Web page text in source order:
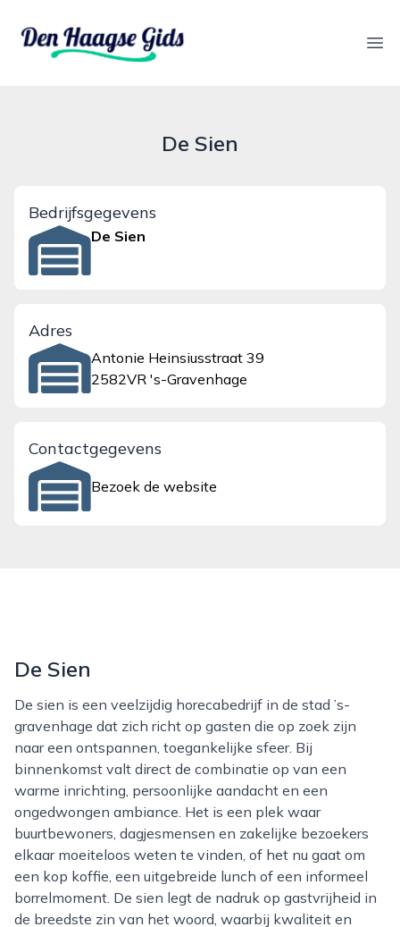
denhaagsegids.nl
De Sien
Bedrijfsgegevens
De Sien
Adres
Antonie Heinsiusstraat 39
2582VR 's-Gravenhage
Contactgegevens
Bezoek de website
De Sien
De sien is een veelzijdig horecabedrijf in de stad ’s-
gravenhage dat zich richt op gasten die op zoek zijn
naar een ontspannen, toegankelijke sfeer. Bij
binnenkomst valt direct de combinatie op van een
warme inrichting, persoonlijke aandacht en een
ongedwongen ambiance. Het is een plek waar
buurtbewoners, dagjesmensen en zakelijke bezoekers
elkaar moeiteloos weten te vinden, of het nu gaat om
een kop koffie, een uitgebreide lunch of een informeel
borrelmoment. De sien legt de nadruk op gastvrijheid in
de breedste zin van het woord, waarbij kwaliteit en